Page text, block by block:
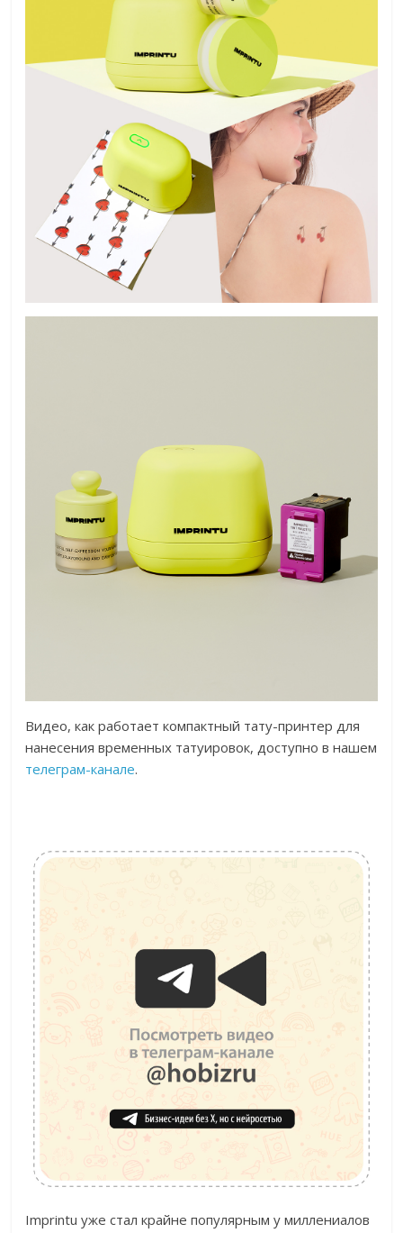
Видео, как работает компактный тату-принтер для
нанесения временных татуировок, доступно в нашем
телеграм-канале.
Imprintu уже стал крайне популярным у миллениалов